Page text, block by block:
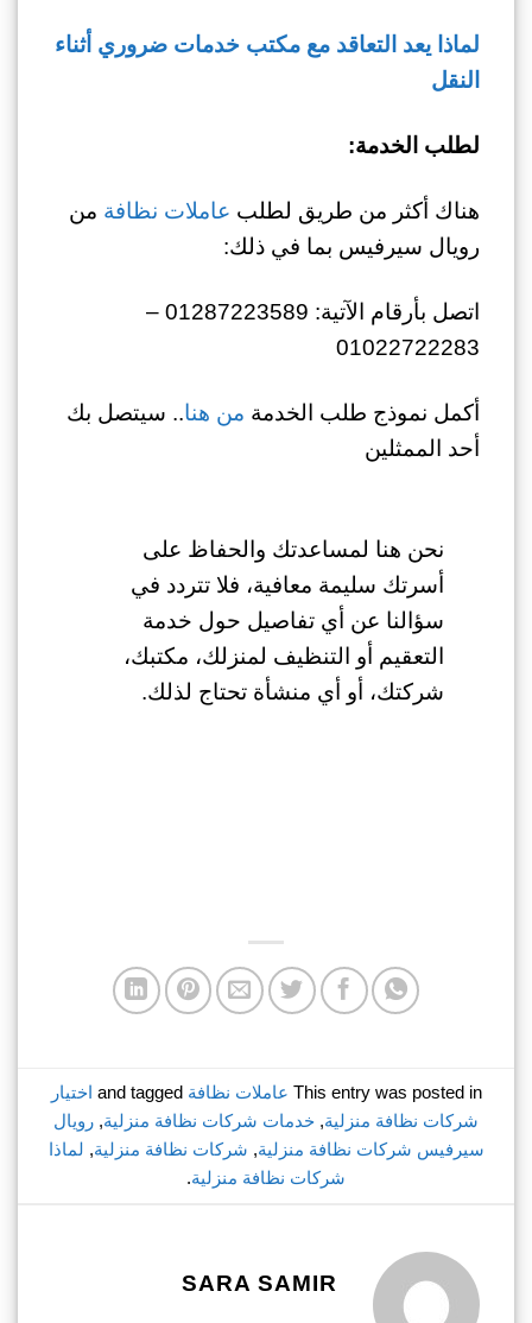
لماذا يعد التعاقد مع مكتب خدمات ضروري أثناء
النقل
لطلب الخدمة:
هناك أكثر من طريق لطلب عاملات نظافة من
رويال سيرفيس بما في ذلك:
اتصل بأرقام الآتية: 01287223589 –
01022722283
أكمل نموذج طلب الخدمة من هنا.. سيتصل بك
أحد الممثلين
نحن هنا لمساعدتك والحفاظ على
أسرتك سليمة معافية، فلا تتردد في
سؤالنا عن أي تفاصيل حول خدمة
التعقيم أو التنظيف لمنزلك، مكتبك،
شركتك، أو أي منشأة تحتاج لذلك.
This entry was posted in عاملات نظافة and tagged
اختيار
شركات نظافة منزلية, خدمات شركات نظافة منزلية, رويال
سيرفيس شركات نظافة منزلية, شركات نظافة منزلية, لماذا
شركات نظافة منزلية.
SARA SAMIR